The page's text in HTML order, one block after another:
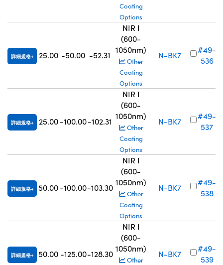
Coating
Options
詳細規格 25.00 -50.00 -52.31
NIR I
(600-
1050nm)
Other
Coating
Options
N-BK7
#49-
536
詳細規格 25.00 -100.00-102.31
NIR I
(600-
1050nm)
Other
Coating
Options
N-BK7
#49-
537
詳細規格 50.00-100.00-103.30
NIR I
(600-
1050nm)
Other
Coating
Options
N-BK7
#49-
538
詳細規格 50.00 -125.00-128.30
NIR I
(600-
1050nm)
Other
N-BK7
#49-
539